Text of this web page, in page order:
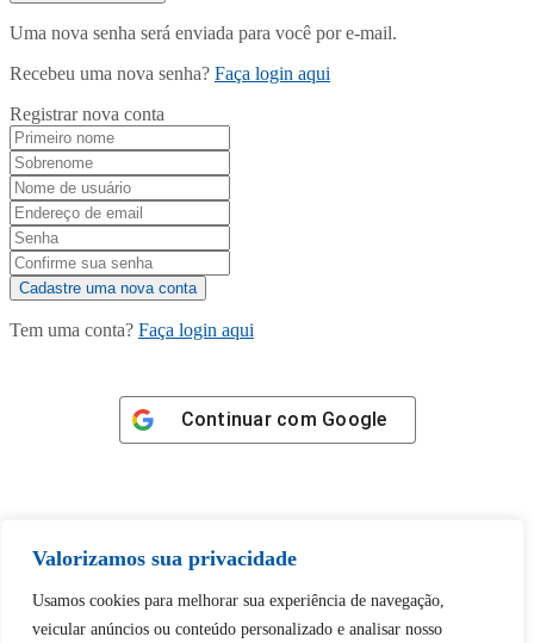
Valorizamos sua privacidade
Usamos cookies para melhorar sua experiência de navegação,
veicular anúncios ou conteúdo personalizado e analisar nosso
Uma nova senha será enviada para você por e-mail.
Recebeu uma nova senha? Faça login aqui
Registrar nova conta
Tem uma conta? Faça login aqui
Continuar com Google
Tem certeza de que deseja
desbloquear esta publicação?